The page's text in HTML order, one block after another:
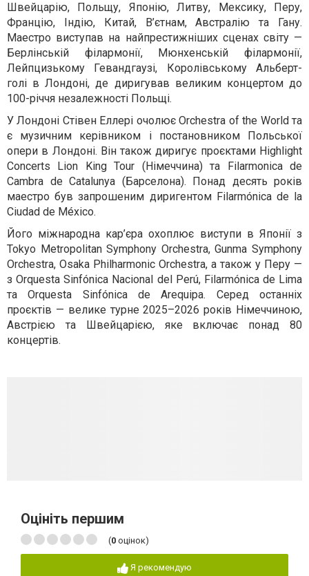
Швейцарію, Польщу, Японію, Литву, Мексику, Перу,
Францію, Індію, Китай, В’єтнам, Австралію та Гану.
Маестро виступав на найпрестижніших сценах світу —
Берлінській філармонії, Мюнхенській філармонії,
Лейпцизькому Гевандгаузі, Королівському Альберт-
голі в Лондоні, де диригував великим концертом до
100-річчя незалежності Польщі.
У Лондоні Стівен Еллері очолює Orchestra of the World та
є музичним керівником і постановником Польської
опери в Лондоні. Він також диригує проєктами Highlight
Concerts Lion King Tour (Німеччина) та Filarmonica de
Cambra de Catalunya (Барселона). Понад десять років
маестро був запрошеним диригентом Filarmónica de la
Ciudad de México.
Його міжнародна кар’єра охоплює виступи в Японії з
Tokyo Metropolitan Symphony Orchestra, Gunma Symphony
Orchestra, Osaka Philharmonic Orchestra, а також у Перу —
з Orquesta Sinfónica Nacional del Perú, Filarmónica de Lima
та Orquesta Sinfónica de Arequipa. Серед останніх
проєктів — велике турне 2025–2026 років Німеччиною,
Австрією та Швейцарією, яке включає понад 80
концертів.
Оцініть першим
(0 оцінок)
Я рекомендую